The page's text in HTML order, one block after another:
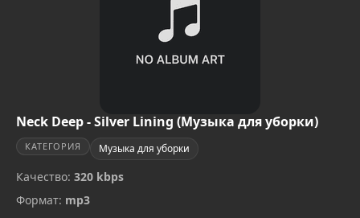
Neck Deep - Silver Lining (Музыка для уборки)
КАТЕГОРИЯ Музыка для уборки
Качество: 320 kbps
Формат: mp3